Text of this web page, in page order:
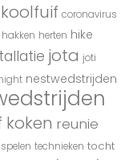
coronavirus
hakken herten hike
jota joti
nestwedstrijden
reunie
spelen technieken tocht